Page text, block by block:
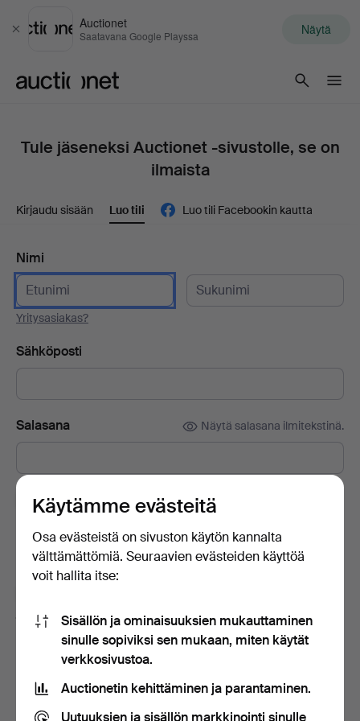
Sulje
Auctionet
Saatavana Google Playssa Näytä
Tule jäseneksi Auctionet -sivustolle, se on
ilmaista
Kirjaudu sisään Luo tili Luo tili Facebookin kautta
Nimi
Yritysasiakas?
Sähköposti
Salasana Näytä salasana ilmitekstinä.
Tilaa Auctionet -sivuston uutiskirje.
esineitä ja inspiraatiota. Jos muutat mielesi, voit helposti
lopettaa tilauksen.
myyntiehdot
sekä vahvistan lukeneeni
tietosuojakäytännön .
Luo tili
Käytämme evästeitä
Osa evästeistä on sivuston käytön kannalta
välttämättömiä. Seuraavien evästeiden käyttöä
voit hallita itse:
Sisällön ja ominaisuuksien mukauttaminen
sinulle sopiviksi sen mukaan, miten käytät
verkkosivustoa.
Auctionetin kehittäminen ja parantaminen.
Uutuuksien ja sisällön markkinointi sinulle